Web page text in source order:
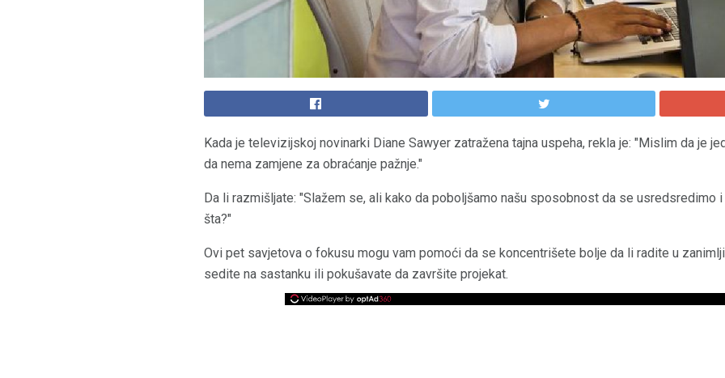
Kada je televizijskoj novinarki Diane Sawyer zatražena tajna uspeha, rekla je: "Mislim da je
da nema zamjene za obraćanje pažnje."
Da li razmišljate: "Slažem se, ali kako da poboljšamo našu sposobnost da se usredsredimo
šta?"
Ovi pet savjetova o fokusu mogu vam pomoći da se koncentrišete bolje da li radite u
sedite na sastanku ili pokušavate da završite projekat.